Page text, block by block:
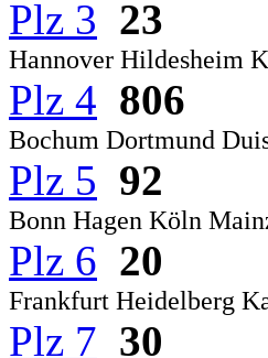
Plz 3 23
Hannover Hildesheim
Plz 4 806
Bochum Dortmund
Plz 5 92
Bonn Hagen Köln
Plz 6 20
Frankfurt Heidelberg
Plz 7 30